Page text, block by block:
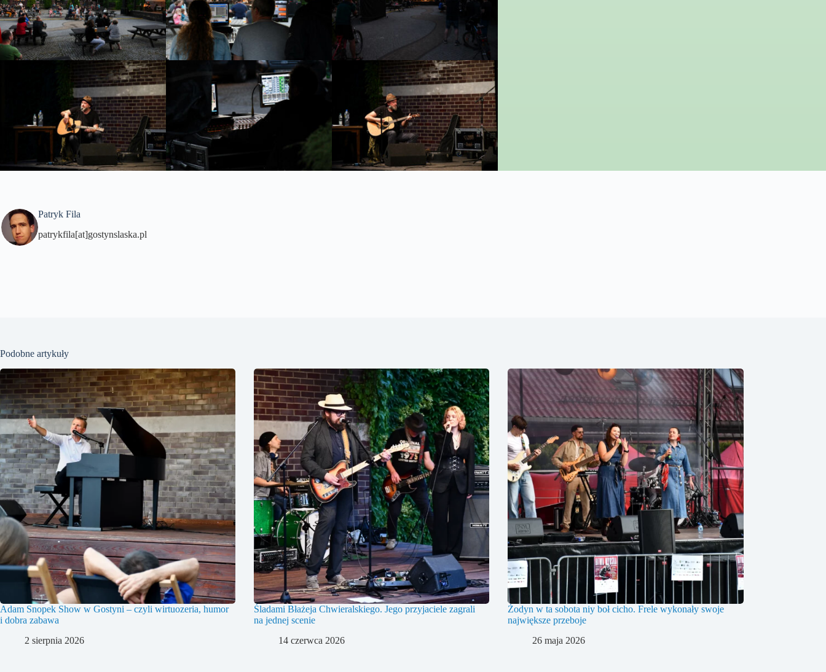
Patryk Fila
patrykfila[at]gostynslaska.pl
Podobne artykuły
Adam Snopek Show w Gostyni – czyli wirtuozeria, humor
i dobra zabawa
2 sierpnia 2026
Śladami Błażeja Chwieralskiego. Jego przyjaciele zagrali
na jednej scenie
14 czerwca 2026
Żodyn w ta sobota niy boł cicho. Frele wykonały swoje
największe przeboje
26 maja 2026